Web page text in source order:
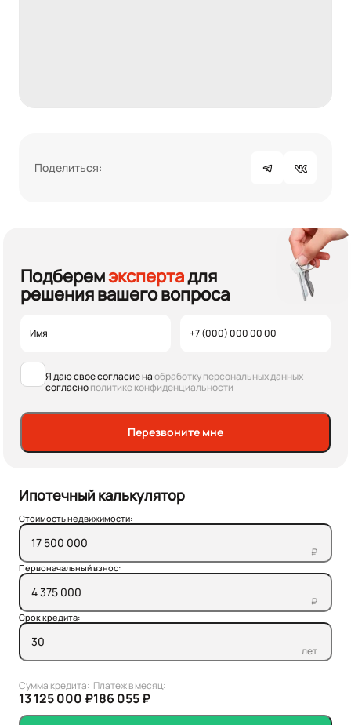
Поделиться:
Подберемэкспертадля
решения вашего вопроса
Я даю свое согласие наобработку персональных данных
согласнополитике конфиденциальности
Перезвоните мне
Ипотечный калькулятор
Стоимость недвижимости:
₽
Первоначальный взнос:
₽
Срок кредита:
лет
Сумма кредита:
13 125 000 ₽
Платеж в месяц:
186 055 ₽